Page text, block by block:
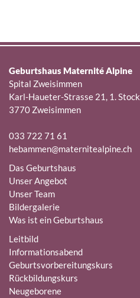
Geburtshaus Maternité Alpine
Spital Zweisimmen
Karl-Haueter-Strasse 21, 1. Stock
3770 Zweisimmen
033 722 71 61
hebammen@maternitealpine.ch
Das Geburtshaus
Unser Angebot
Unser Team
Bildergalerie
Was ist ein Geburtshaus
Leitbild
Informationsabend
Geburtsvorbereitungskurs
Rückbildungskurs
Neugeborene